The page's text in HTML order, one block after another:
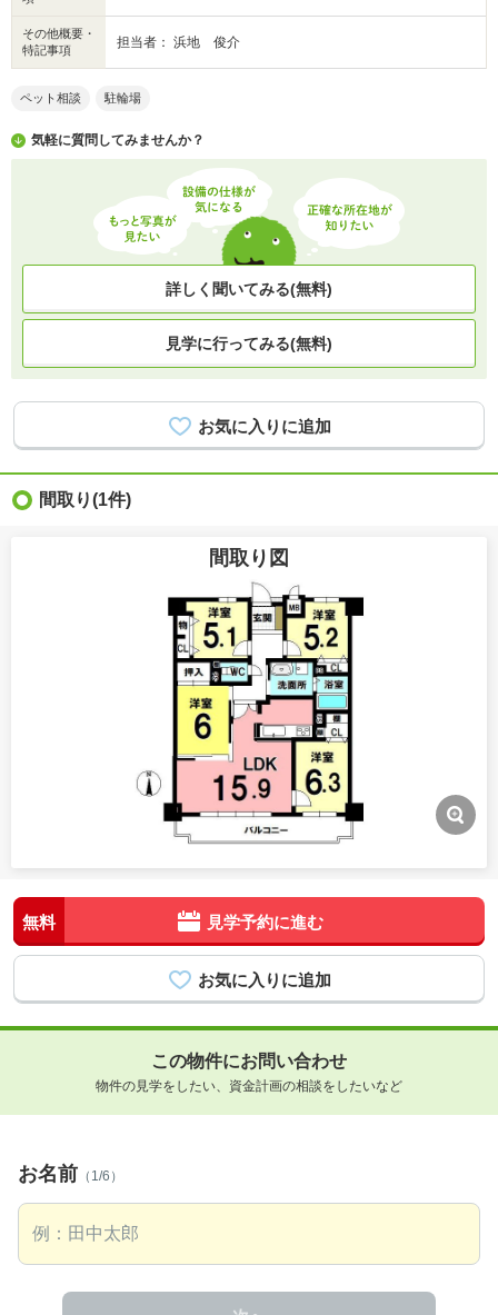
その他概要・
特記事項
担当者： 浜地 俊介
ペット相談 駐輪場
気軽に質問してみませんか？
詳しく聞いてみる(無料)
見学に行ってみる(無料)
間取り(1件)
間取り図
無料 見学予約に進む
この物件にお問い合わせ
物件の見学をしたい、資金計画の相談をしたいなど
お名前 （1/6）